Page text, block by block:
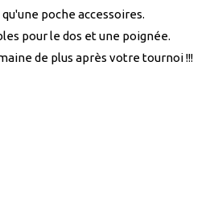
poche accessoires.
pour le dos et une poignée.
de plus après votre tournoi !!!